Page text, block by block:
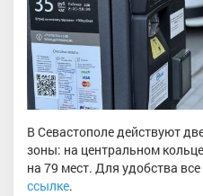
В Севастополе действуют
зоны: на центральном
на 79 мест. Для удобства
ссылке.